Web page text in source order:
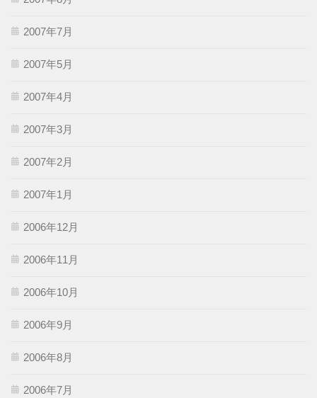
2007年7月
2007年5月
2007年4月
2007年3月
2007年2月
2007年1月
2006年12月
2006年11月
2006年10月
2006年9月
2006年8月
2006年7月